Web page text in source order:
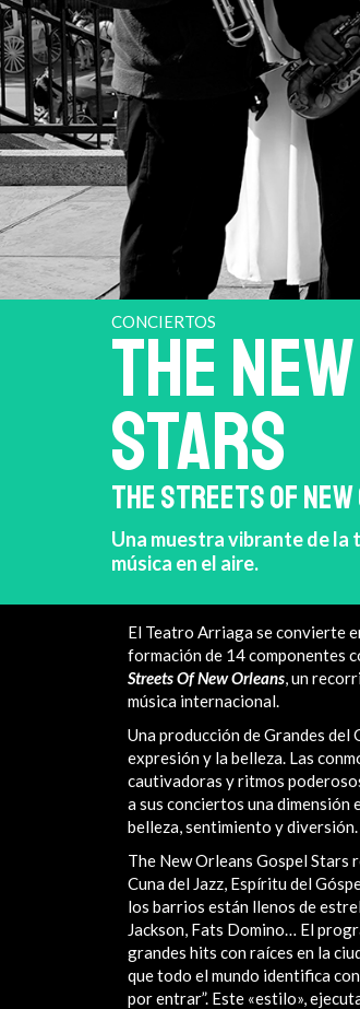
CONCIERTOS
THE
STARS
THE STREETS OF
Una muestra vibrante de la
música en el aire.
El Teatro Arriaga se convierte
formación de 14 componentes
Streets Of New Orleans, un
música internacional.
Una producción de Grandes del
expresión y la belleza. Las
cautivadoras y ritmos
a sus conciertos una dimensión
belleza, sentimiento y diversión.
The New Orleans Gospel Stars
Cuna del Jazz, Espíritu del
los barrios están llenos de
Jackson, Fats Domino… El
grandes hits con raíces en la
que todo el mundo identifica
por entrar”. Este «estilo»,